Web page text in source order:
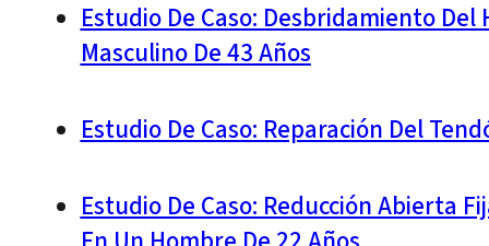
Estudio De Caso: Desbridamiento
Masculino De 43 Años
Estudio De Caso: Reparación Del
Estudio De Caso: Reducción Abierta